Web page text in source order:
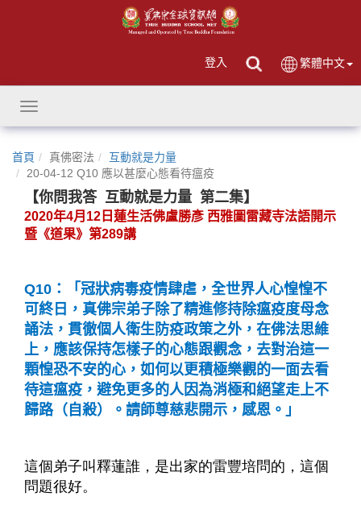
登入 繁體中文
Toggle
navigation
首頁 真佛密法
互動就是力量
20-04-12 Q10 應以甚麼心態看待瘟疫
【你問我答 互動就是力量 第二集】
2020年4月 12 日蓮生活佛盧勝彥 西雅圖雷藏寺法語開示
暨《道果》第289講
Q10：「冠狀病毒疫情肆虐，全世界人心惶惶不
可終日，真佛宗弟子除了精進修持除瘟疫度母念
誦法，貫徹個人衛生防疫政策之外，在佛法思維
上，應該保持怎樣子的心態跟觀念，去對治這一
顆惶恐不安的心，如何以更積極樂觀的一面去看
待這瘟疫，避免更多的人因為消極和絕望走上不
歸路（自殺）。請師尊慈悲開示，感恩。」
這個弟子叫釋蓮誰，是出家的雷豐培問的，這個
問題很好。